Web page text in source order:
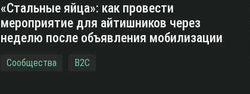
«Стальные яйца»: как провести
мероприятие для айтишников через
неделю после объявления мобилизации
Сообщества B2C